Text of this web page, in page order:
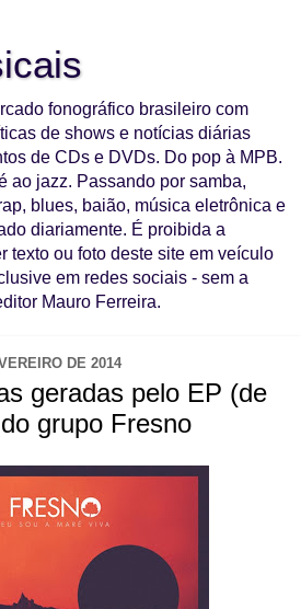
fonográfico brasileiro com
de shows e notícias diárias
de CDs e DVDs. Do pop à MPB.
ao jazz. Passando por samba,
blues, baião, música eletrônica e
diariamente. É proibida a
texto ou foto deste site em veículo
em redes sociais - sem a
Mauro Ferreira.
DE 2014
geradas pelo EP (de
grupo Fresno